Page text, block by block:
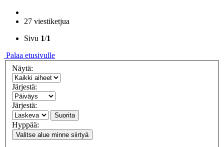
27 viestiketjua
Sivu 1/1
Palaa etusivulle
Näytä:
Järjestä:
Järjestä:
Suorita
Hyppää:
Valitse alue minne siirtyä